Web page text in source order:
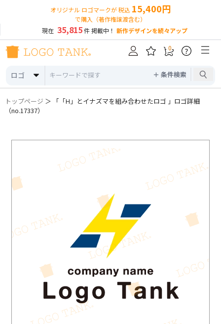
オリジナル ロゴマークが 税込 15,400円
で購入（著作権譲渡含む）
現在 35,815件 掲載中！ 新作デザインを続々アップ
ロゴ ＋ 条件検索
0 ?
トップページ ＞ 「「H」とイナズマを組み合わせたロゴ 」ロゴ詳細
（no.17337）